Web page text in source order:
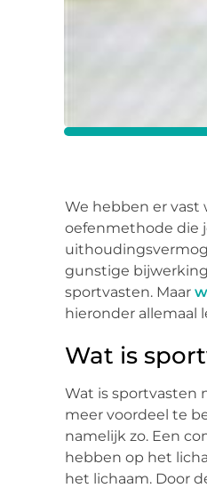
We hebben er vast
oefenmethode die
gunstige
sportvasten. Maar
hieronder allemaal
Wat is
Wat is sportvasten
meer voordeel te
namelijk zo. Een
hebben op het
het lichaam. Door